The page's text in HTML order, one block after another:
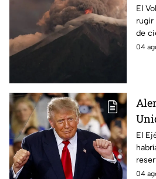
del
El
rugir
de
04
El
04